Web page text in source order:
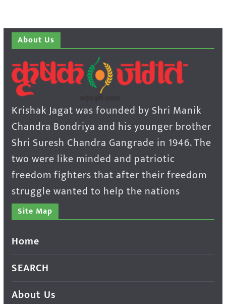
About Us
Krishak Jagat was founded by Shri Manik
Chandra Bondriya and his younger brother
Shri Suresh Chandra Gangrade in 1946. The
two were like minded and patriotic
freedom fighters that after their freedom
struggle wanted to help the nations
Site Map
Home
SEARCH
About Us